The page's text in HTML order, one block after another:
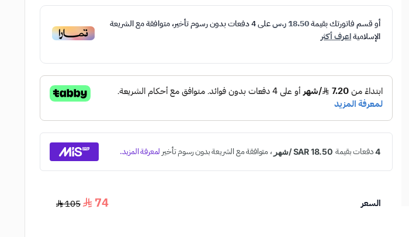
أو قسم فاتورتك بقيمة18.50 ر.س على4دفعات بدون رسوم تأخير، متوافقة مع الشريعة
الإسلاميةاعرف أكثر
السعر 74
105